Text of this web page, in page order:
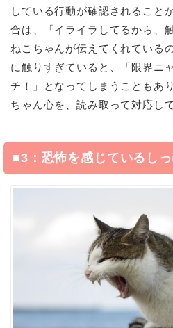
している行動が確認されること
合は、「イライラしてるから、
ねこちゃんが伝えてくれている
に触りすぎていると、「限界
チ！」となってしまうこともあ
ちゃん心を、読み取って対応し
■3：恐怖を感じているし